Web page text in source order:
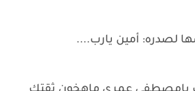
لصدره: أمين يارب....